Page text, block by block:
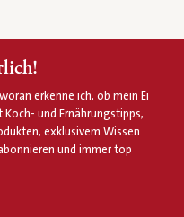
erkenne ich, ob mein Ei
und Ernährungstipps,
exklusivem Wissen
und immer top